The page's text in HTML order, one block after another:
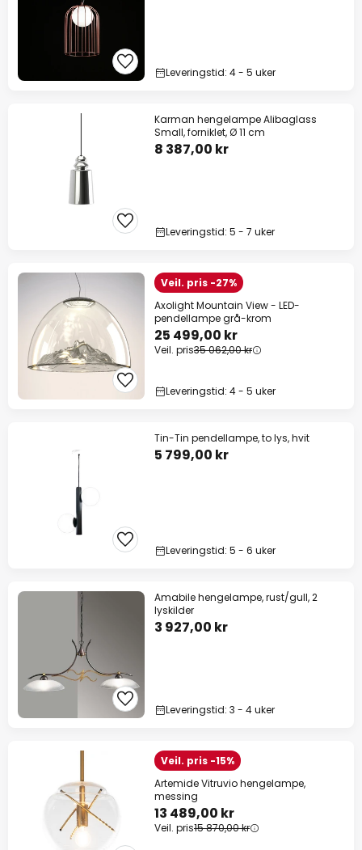
Leveringstid: 4 - 5 uker
Karman hengelampe Alibaglass
Small, forniklet, Ø 11 cm
8 387,00 kr
Leveringstid: 5 - 7 uker
Veil. pris -27%
Axolight Mountain View - LED-
pendellampe grå-krom
25 499,00 kr
Veil. pris35 062,00 kr
Leveringstid: 4 - 5 uker
Tin-Tin pendellampe, to lys, hvit
5 799,00 kr
Leveringstid: 5 - 6 uker
Amabile hengelampe, rust/gull, 2
lyskilder
3 927,00 kr
Leveringstid: 3 - 4 uker
Veil. pris -15%
Artemide Vitruvio hengelampe,
messing
13 489,00 kr
Veil. pris15 870,00 kr